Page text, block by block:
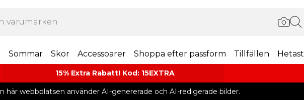
Sommar Skor Accessoarer Shoppa efter passform Tillfällen Hetast
15% Extra Rabatt! Kod: 15EXTRA
här webbplatsen använder AI-genererade och AI-redigerade bilder.